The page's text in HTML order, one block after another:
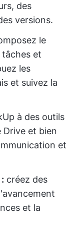
des
versions.
le
et
les
et suivez la
à des outils
Drive et bien
et
créez des
et la